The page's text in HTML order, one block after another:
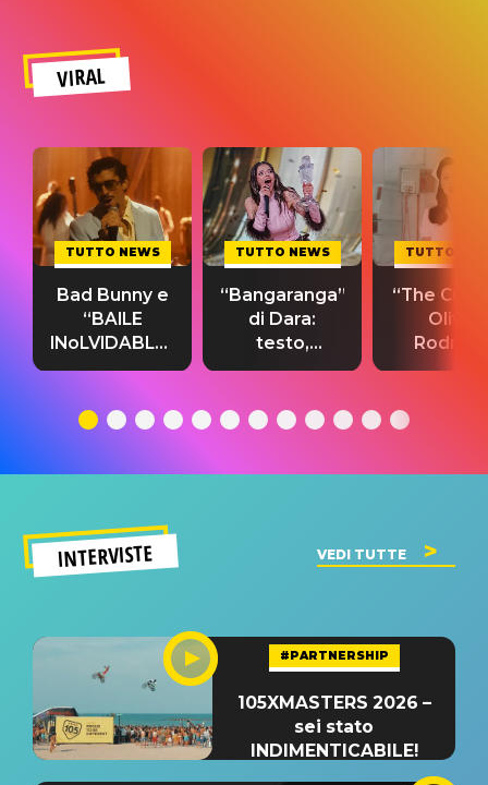
VIRAL
TUTTO NEWS
Bad Bunny e
“BAILE
INoLVIDABLE”:
testo,
significato
TUTTO NEWS
“Bangaranga”
di Dara:
testo,
traduzione e
del singolo
TUTTO
“The
Olivia
testo,
INTERVISTE VEDI TUTTE
#PARTNERSHIP
105XMASTERS 2026 –
sei stato
INDIMENTICABILE!